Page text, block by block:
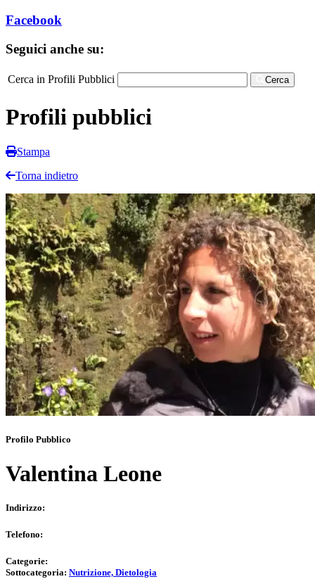
Facebook
Seguici anche su:
Cerca in Profili Pubblici Cerca
Profili pubblici
Stampa
Torna indietro
Profilo Pubblico
Valentina Leone
Indirizzo:
Telefono:
Categorie:
Sottocategoria: Nutrizione, Dietologia